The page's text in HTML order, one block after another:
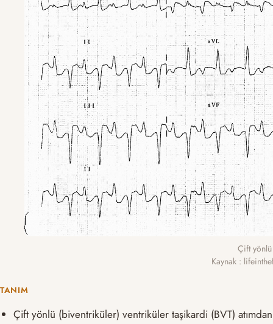
Çift
Kaynak :
TANIM
Çift yönlü (biventriküler) ventriküler taşikardi (BVT)